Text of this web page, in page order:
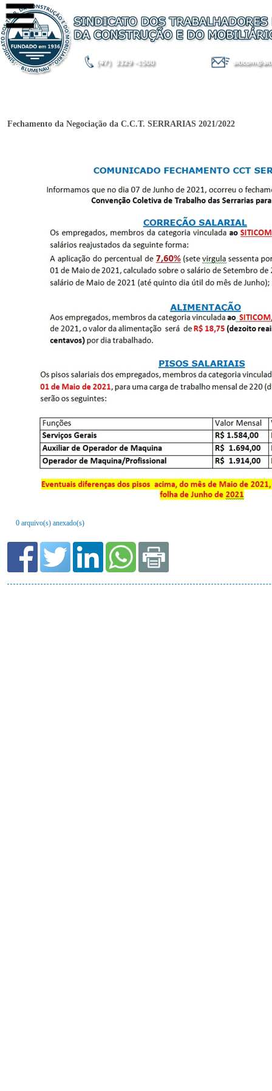
Fechamento da Negociação da C.C.T. SERRARIAS 2021/2022
0 arquivo(s) anexado(s)